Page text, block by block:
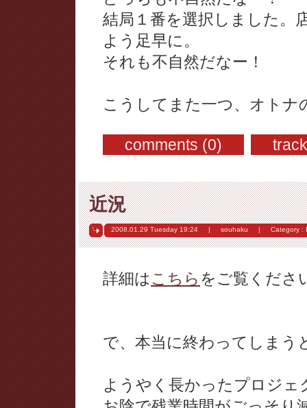
結局１番を選択しました。
よう足早に。
それも不自然だなー！
こうしてまた一つ、オトナ
comments (0)
近況
2008.01.29 Tuesday 19:24 | souhaku | Category :
詳細はこちら をご覧くださ
で、本当に終わってしまう
ようやく長かったプロジェ